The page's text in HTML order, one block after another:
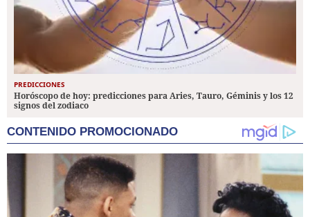
PREDICCIONES
Horóscopo de hoy: predicciones para Aries, Tauro, Géminis y los 12
signos del zodiaco
CONTENIDO PROMOCIONADO